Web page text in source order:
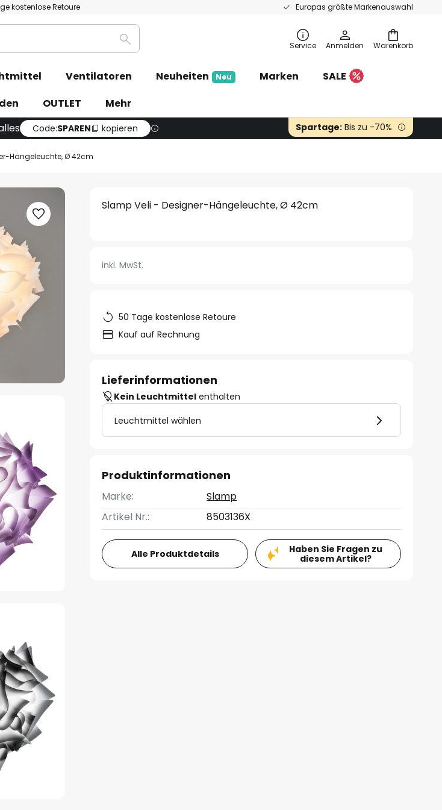
kostenlose Retoure Europas größte Markenauswahl
Warenkorb
Suche Service Anmelden
Ventilatoren Neuheiten Neu Marken
SALE
OUTLET
Mehr
Code:SPAREN kopieren Spartage: Bis zu -70%
Hängeleuchte, Ø 42cm
Slamp Veli - Designer-Hängeleuchte, Ø 42cm
inkl. MwSt.
50 Tage kostenlose Retoure
Kauf auf Rechnung
Lieferinformationen
Kein Leuchtmittel enthalten
Leuchtmittel wählen
Produktinformationen
Marke:
Slamp
Artikel Nr.:
8503136X
Alle Produktdetails
Haben Sie Fragen zu
diesem Artikel?